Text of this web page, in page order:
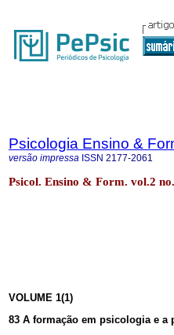
Psicologia Ensino &
versão impressa ISSN 2177-2061
Psicol. Ensino & Form. vol.2
VOLUME 1(1)
83 A formação em psicologia e a